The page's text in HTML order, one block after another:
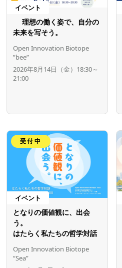
イベント
理想の働く姿で、自分の
未来を写そう。
Open Innovation Biotope
”bee”
2026年8月14日（金）18:30～
21:00
受付中
イベント
となりの価値観に、出会
う。
はたらく私たちの哲学対話
Open Innovation Biotope
“Sea”